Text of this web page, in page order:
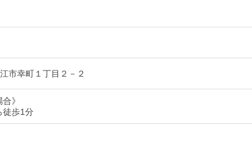
市幸町１丁目２－２
》
徒歩1分